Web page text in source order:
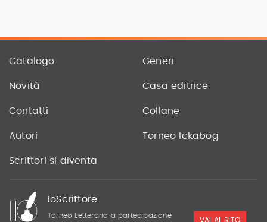
Catalogo Generi
Novità Casa editrice
Contatti Collane
Autori Torneo Ickabog
Scrittori si diventa
IoScrittore
Torneo Letterario a partecipazione
VAI AL SITO